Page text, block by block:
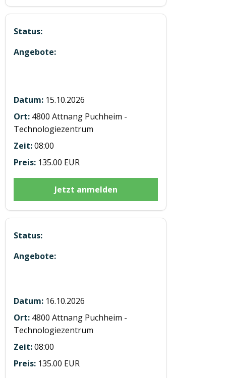
15.10.2026
4800 Attnang Puchheim -
Technologiezentrum
08:00
135.00 EUR
Jetzt anmelden
16.10.2026
4800 Attnang Puchheim -
Technologiezentrum
08:00
135.00 EUR